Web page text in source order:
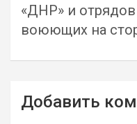
«ДНР» и
воюющих на
Навигация
по
Добавить